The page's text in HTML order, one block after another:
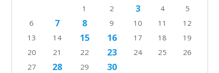
1 2 3 4
5
6
7 8 9 10 11
12
13
14 15 16 17 18
19
20
21 22 23 24 25
26
27
28 29 30